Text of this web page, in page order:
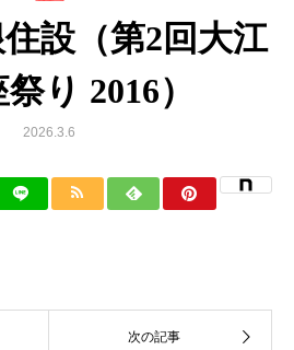
住設（第2回大江
り 2016）
2026.3.6